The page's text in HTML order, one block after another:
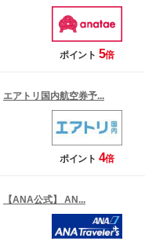
ポイント 5倍
エアトリ国内航空券予...
ポイント 4倍
【ANA公式】 AN...